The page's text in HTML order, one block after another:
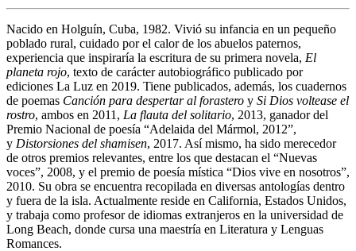
Nacido en Holguín, Cuba, 1982. Vivió su infancia en un pequeño
poblado rural, cuidado por el calor de los abuelos paternos,
experiencia que inspiraría la escritura de su primera novela, El
planeta rojo, texto de carácter autobiográfico publicado por
ediciones La Luz en 2019. Tiene publicados, además, los cuadernos
de poemas Canción para despertar al forastero y Si Dios voltease el
rostro, ambos en 2011, La flauta del solitario, 2013, ganador del
Premio Nacional de poesía “Adelaida del Mármol, 2012”,
y Distorsiones del shamisen, 2017. Así mismo, ha sido merecedor
de otros premios relevantes, entre los que destacan el “Nuevas
voces”, 2008, y el premio de poesía mística “Dios vive en nosotros”,
2010. Su obra se encuentra recopilada en diversas antologías dentro
y fuera de la isla. Actualmente reside en California, Estados Unidos,
y trabaja como profesor de idiomas extranjeros en la universidad de
Long Beach, donde cursa una maestría en Literatura y Lenguas
Romances.